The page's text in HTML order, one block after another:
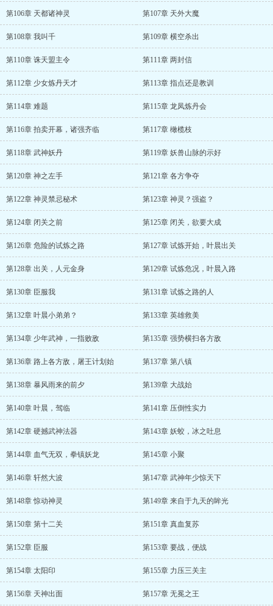
第106章 天都诸神灵 第107章 天外大魔
第108章 我叫千 第109章 横空杀出
第110章 诛天盟主令 第111章 两封信
第112章 少女炼丹天才 第113章 指点还是教训
第114章 难题 第115章 龙凤炼丹会
第116章 拍卖开幕，诸强齐临 第117章 橄榄枝
第118章 武神妖丹 第119章 妖兽山脉的示好
第120章 神之左手 第121章 各方争夺
第122章 神灵禁忌秘术 第123章 神灵？强盗？
第124章 闭关之前 第125章 闭关，欲要大成
第126章 危险的试炼之路 第127章 试炼开始，叶晨出关
第128章 出关，人元金身 第129章 试炼危况，叶晨入路
第130章 臣服我 第131章 试炼之路的人
第132章 叶晨小弟弟？ 第133章 英雄救美
第134章 少年武神，一指败敌 第135章 强势横扫各方敌
第136章 路上各方敌，屠王计划始 第137章 第八镇
第138章 暴风雨来的前夕 第139章 大战始
第140章 叶晨，驾临 第141章 压倒性实力
第142章 硬撼武神法器 第143章 妖蛟，冰之吐息
第144章 血气无双，拳镇妖龙 第145章 小聚
第146章 轩然大波 第147章 武神年少惊天下
第148章 惊动神灵 第149章 来自于九天的眸光
第150章 第十二关 第151章 真血复苏
第152章 臣服 第153章 要战，便战
第154章 太阳印 第155章 力压三关主
第156章 天神出面 第157章 无冕之王